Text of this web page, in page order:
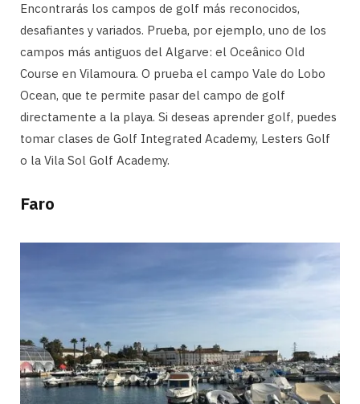
Encontrarás los campos de golf más reconocidos,
desafiantes y variados. Prueba, por ejemplo, uno de los
campos más antiguos del Algarve: el Oceânico Old
Course en Vilamoura. O prueba el campo Vale do Lobo
Ocean, que te permite pasar del campo de golf
directamente a la playa. Si deseas aprender golf, puedes
tomar clases de Golf Integrated Academy, Lesters Golf
o la Vila Sol Golf Academy.
Faro